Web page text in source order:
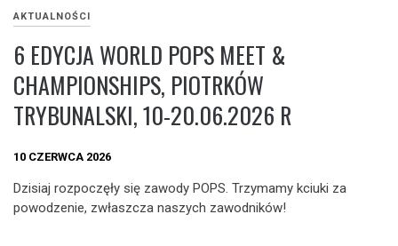
AKTUALNOŚCI
6 EDYCJA WORLD POPS MEET &
CHAMPIONSHIPS, PIOTRKÓW
TRYBUNALSKI, 10-20.06.2026 R
10 CZERWCA 2026
Dzisiaj rozpoczęły się zawody POPS. Trzymamy kciuki za
powodzenie, zwłaszcza naszych zawodników!